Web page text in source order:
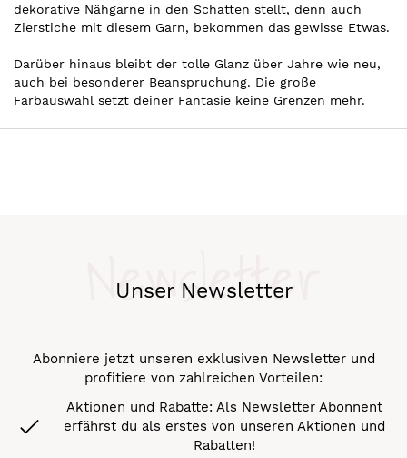
dekorative Nähgarne in den Schatten stellt, denn auch
Zierstiche mit diesem Garn, bekommen das gewisse Etwas.
Darüber hinaus bleibt der tolle Glanz über Jahre wie neu,
auch bei besonderer Beanspruchung. Die große
Farbauswahl setzt deiner Fantasie keine Grenzen mehr.
Unser Newsletter
Newsletter
Abonniere jetzt unseren exklusiven Newsletter und
profitiere von zahlreichen Vorteilen:
Aktionen und Rabatte: Als Newsletter Abonnent
erfährst du als erstes von unseren Aktionen und
Rabatten!